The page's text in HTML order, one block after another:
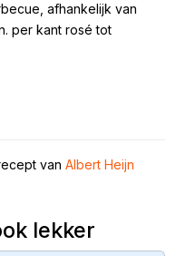
afhankelijk van
per kant rosé tot
van Albert Heijn
lekker